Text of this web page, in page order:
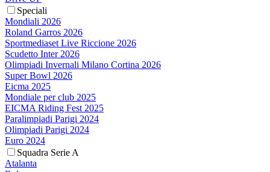
Speciali
Mondiali 2026
Roland Garros 2026
Sportmediaset Live Riccione 2026
Scudetto Inter 2026
Olimpiadi Invernali Milano Cortina 2026
Super Bowl 2026
Eicma 2025
Mondiale per club 2025
EICMA Riding Fest 2025
Paralimpiadi Parigi 2024
Olimpiadi Parigi 2024
Euro 2024
Squadra Serie A
Atalanta